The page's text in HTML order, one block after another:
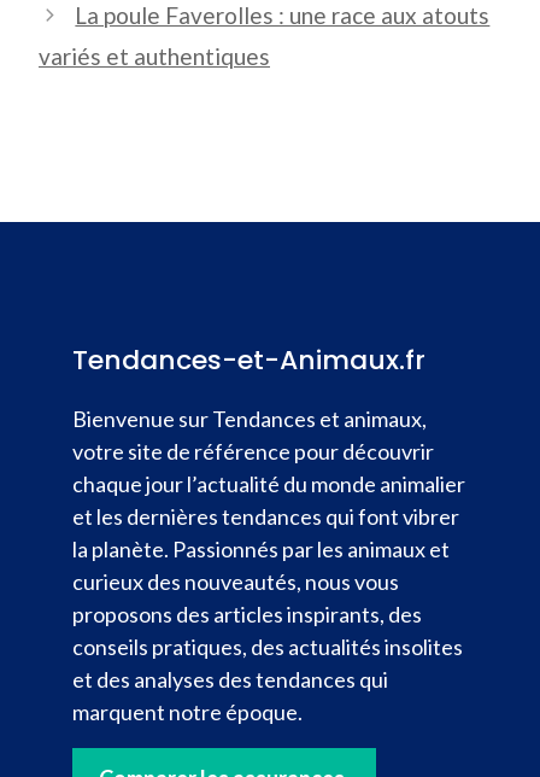
La poule Faverolles : une race aux atouts
variés et authentiques
Tendances-et-Animaux.fr
Bienvenue sur Tendances et animaux,
votre site de référence pour découvrir
chaque jour l’actualité du monde animalier
et les dernières tendances qui font vibrer
la planète. Passionnés par les animaux et
curieux des nouveautés, nous vous
proposons des articles inspirants, des
conseils pratiques, des actualités insolites
et des analyses des tendances qui
marquent notre époque.